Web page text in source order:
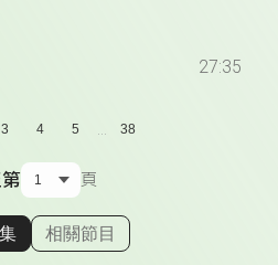
文解說: 第一段
27:35
3 4 5 ... 38
頁
顯示相關單集
相關節目